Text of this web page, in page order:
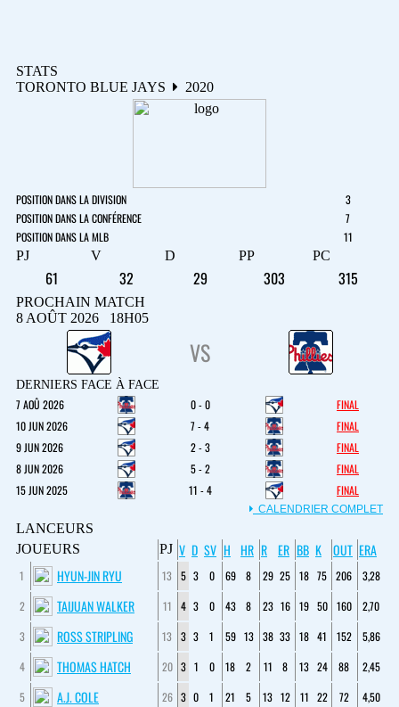
STATS
TORONTO BLUE JAYS
2020
POSITION DANS LA DIVISION
3
POSITION DANS LA CONFÉRENCE
7
POSITION DANS LA MLB
11
PJ
V D PP PC
61 32 29 303 315
PROCHAIN MATCH
8 AOÛT 2026 18H05
VS
DERNIERS FACE À FACE
7 AOÛ 2026 0 - 0
FINAL
10 JUN 2026
7 - 4
FINAL
9 JUN 2026
2 - 3
FINAL
8 JUN 2026
5 - 2
FINAL
15 JUN 2025
11 - 4 FINAL
CALENDRIER COMPLET
LANCEURS
JOUEURS
PJ V D SV H HR R ER BB K OUT ERA
1 HYUN-JIN RYU 13 5 3 0 69 8 29 25 18 75 206
3,28
2
TAIJUAN WALKER 11 4 3 0 43 8 23 16 19 50 160
2,70
3
ROSS STRIPLING 13 3 3 1 59 13 38 33 18 41 152
5,86
4
THOMAS HATCH 20 3 1 0 18 2 11 8 13 24 88
2,45
5
A.J. COLE 26 3 0 1 21 5 13 12 11 22 72
4,50